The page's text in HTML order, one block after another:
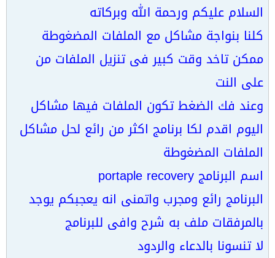
السلام عليكم ورحمة الله وبركاته
كلنا بنواجة مشاكل مع الملفات المضغوطة
ممكن تاخد وقت كبير فى تنزيل الملفات من
على النت
وعند فك الضغط تكون الملفات فيها مشاكل
اليوم اقدم لكا برنامج اكثر من رائع لحل مشاكل
الملفات المضغوطة
اسم البرنامج portaple recovery
البرنامج رائع ومجرب واتمنى انه يعجبكم يوجد
بالمرفقات ملف به شرح وافى للبرنامج
لا تنسونا بالدعاء والردود